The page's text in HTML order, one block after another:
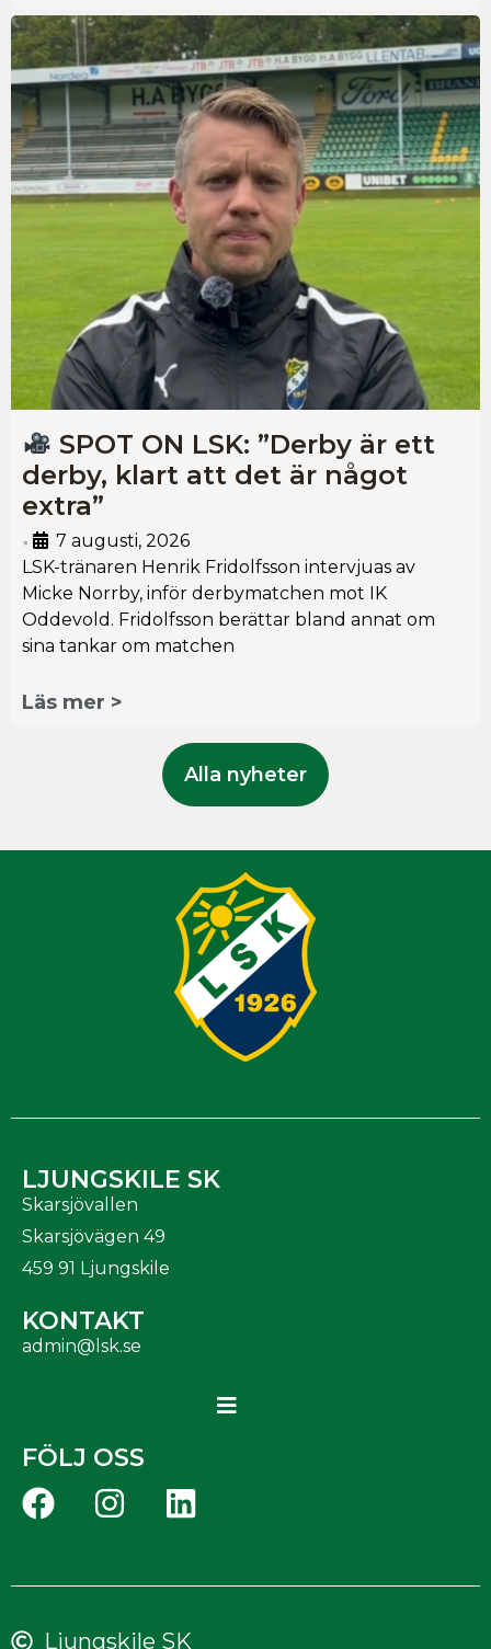
SPOT ON LSK: ”Derby är ett
derby, klart att det är något
extra”
•
7 augusti, 2026
LSK-tränaren Henrik Fridolfsson intervjuas av
Micke Norrby, inför derbymatchen mot IK
Oddevold. Fridolfsson berättar bland annat om
sina tankar om matchen
Läs mer >
Alla nyheter
LJUNGSKILE SK
Skarsjövallen
Skarsjövägen 49
459 91 Ljungskile
KONTAKT
admin@lsk.se
FÖLJ OSS
Ljungskile SK